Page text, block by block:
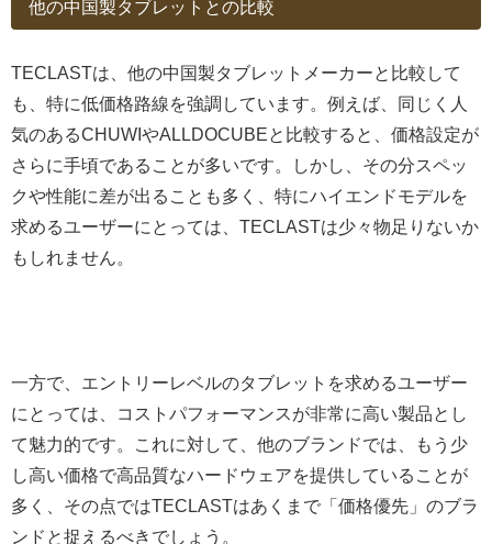
他の中国製タブレットとの比較
TECLASTは、他の中国製タブレットメーカーと比較して
も、特に低価格路線を強調しています。例えば、同じく人
気のあるCHUWIやALLDOCUBEと比較すると、価格設定が
さらに手頃であることが多いです。しかし、その分スペッ
クや性能に差が出ることも多く、特にハイエンドモデルを
求めるユーザーにとっては、TECLASTは少々物足りないか
もしれません。
一方で、エントリーレベルのタブレットを求めるユーザー
にとっては、コストパフォーマンスが非常に高い製品とし
て魅力的です。これに対して、他のブランドでは、もう少
し高い価格で高品質なハードウェアを提供していることが
多く、その点ではTECLASTはあくまで「価格優先」のブラ
ンドと捉えるべきでしょう。